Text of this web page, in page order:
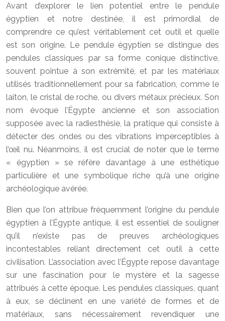
Avant d’explorer le lien potentiel entre le pendule
égyptien et notre destinée, il est primordial de
comprendre ce qu’est véritablement cet outil et quelle
est son origine. Le pendule égyptien se distingue des
pendules classiques par sa forme conique distinctive,
souvent pointue à son extrémité, et par les matériaux
utilisés traditionnellement pour sa fabrication, comme le
laiton, le cristal de roche, ou divers métaux précieux. Son
nom évoque l’Égypte ancienne et son association
supposée avec la radiesthésie, la pratique qui consiste à
détecter des ondes ou des vibrations imperceptibles à
l’œil nu. Néanmoins, il est crucial de noter que le terme
« égyptien » se réfère davantage à une esthétique
particulière et une symbolique riche qu’à une origine
archéologique avérée.
Bien que l’on attribue fréquemment l’origine du pendule
égyptien à l’Égypte antique, il est essentiel de souligner
qu’il n’existe pas de preuves archéologiques
incontestables reliant directement cet outil à cette
civilisation. L’association avec l’Égypte repose davantage
sur une fascination pour le mystère et la sagesse
attribués à cette époque. Les pendules classiques, quant
à eux, se déclinent en une variété de formes et de
matériaux, sans nécessairement revendiquer une